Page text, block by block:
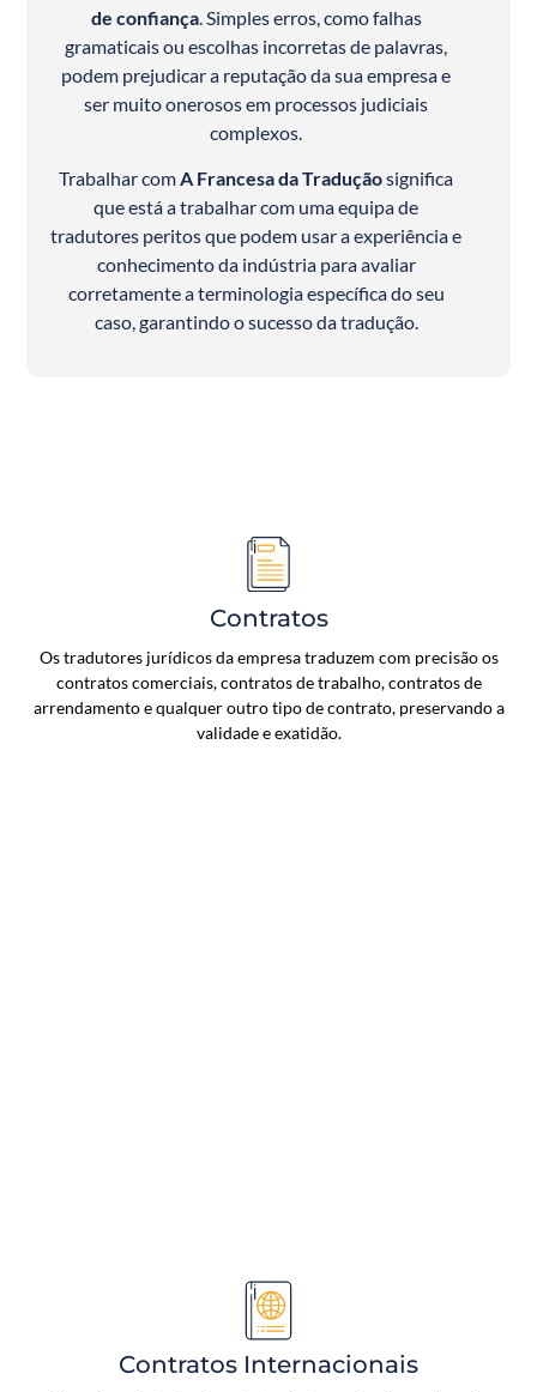
de confiança. Simples erros, como falhas
gramaticais ou escolhas incorretas de palavras,
podem prejudicar a reputação da sua empresa e
ser muito onerosos em processos judiciais
complexos.
Trabalhar comA Francesa da Traduçãosignifica
que está a trabalhar com uma equipa de
tradutores peritos que podem usar a experiência e
conhecimento da indústria para avaliar
corretamente a terminologia específica do seu
caso, garantindo o sucesso da tradução.
Contratos
Os tradutores jurídicos da empresa traduzem com precisão os
contratos comerciais, contratos de trabalho, contratos de
arrendamento e qualquer outro tipo de contrato, preservando a
validade e exatidão.
Contratos Internacionais